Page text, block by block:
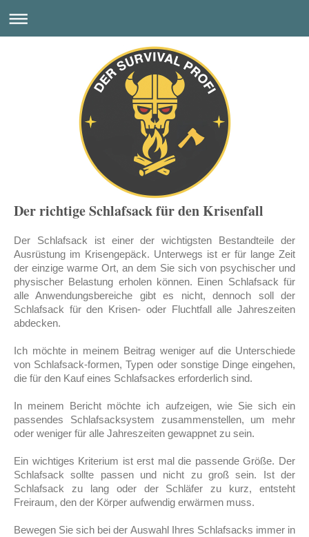
Der richtige Schlafsack für den Krisenfall
Der Schlafsack ist einer der wichtigsten Bestandteile der
Ausrüstung im Krisengepäck. Unterwegs ist er für lange Zeit
der einzige warme Ort, an dem Sie sich von psychischer und
physischer Belastung erholen können. Einen Schlafsack für
alle Anwendungsbereiche gibt es nicht, dennoch soll der
Schlafsack für den Krisen- oder Fluchtfall alle Jahreszeiten
abdecken.
Ich möchte in meinem Beitrag weniger auf die Unterschiede
von Schlafsack-formen, Typen oder sonstige Dinge eingehen,
die für den Kauf eines Schlafsackes erforderlich sind.
In meinem Bericht möchte ich aufzeigen, wie Sie sich ein
passendes Schlafsacksystem zusammenstellen, um mehr
oder weniger für alle Jahreszeiten gewappnet zu sein.
Ein wichtiges Kriterium ist erst mal die passende Größe. Der
Schlafsack sollte passen und nicht zu groß sein. Ist der
Schlafsack zu lang oder der Schläfer zu kurz, entsteht
Freiraum, den der Körper aufwendig erwärmen muss.
Bewegen Sie sich bei der Auswahl Ihres Schlafsacks immer in